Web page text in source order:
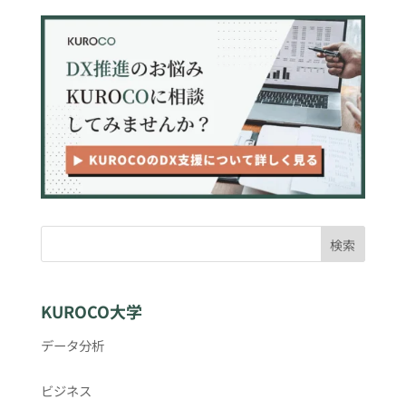
検索
KUROCO大学
データ分析
ビジネス